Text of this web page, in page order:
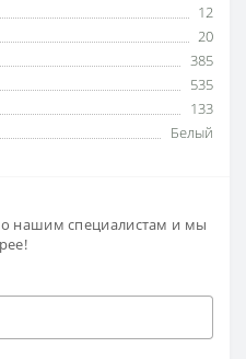
12
20
385
535
133
Белый
нашим специалистам и мы